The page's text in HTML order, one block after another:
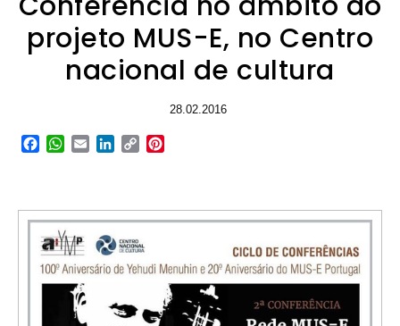
projeto MUS-E, no Centro
nacional de cultura
28.02.2016
Facebook
WhatsApp
EmailLinkedIn
Copy